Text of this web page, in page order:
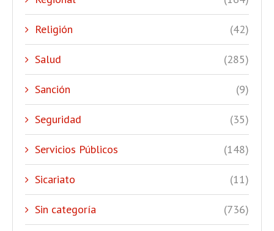
Religión (42)
Salud (285)
Sanción (9)
Seguridad (35)
Servicios Públicos (148)
Sicariato (11)
Sin categoría (736)